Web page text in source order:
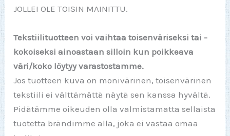
JOLLEI OLE TOISIN MAINITTU.
Tekstiilituotteen voi vaihtaa toisenväriseksi tai -
kokoiseksi ainoastaan silloin kun poikkeava
väri/koko löytyy varastostamme.
Jos tuotteen kuva on monivärinen, toisenvärinen
tekstiili ei välttämättä näytä sen kanssa hyvältä.
Pidätämme oikeuden olla valmistamatta sellaista
tuotetta brändimme alla, joka ei vastaa omaa